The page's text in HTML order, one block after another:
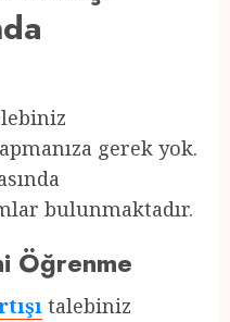
gerek yok.
bulunmaktadır.
Öğrenme
talebiniz